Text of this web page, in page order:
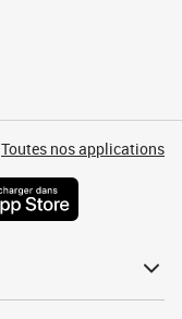
Toutes nos applications